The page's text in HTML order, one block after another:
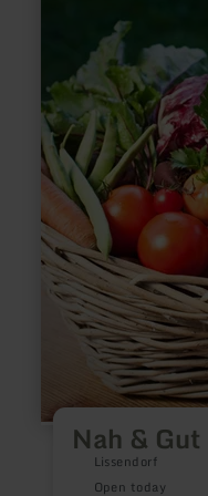
Nah &
Lissendorf
Open today
Dorfladen
Lissendorf